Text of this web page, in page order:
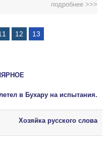
подробнее >>>
12 13
в Бухару на испытания.
Хозяйка русского слова